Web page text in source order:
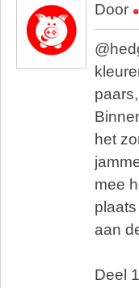
Door
het
mee
aan
Deel